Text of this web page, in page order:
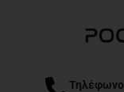
Τηλέφωνο